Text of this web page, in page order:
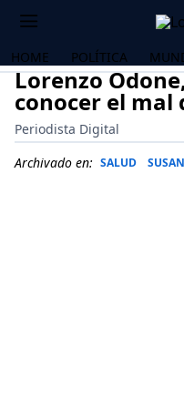
HOME POLÍTICA
Lorenzo
conocer el mal
Periodista Digital
Archivado en: SALUD